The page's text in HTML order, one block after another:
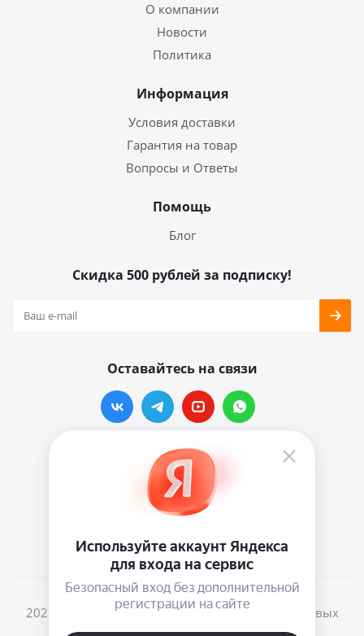
О компании
Новости
Политика
Информация
Условия доставки
Гарантия на товар
Вопросы и Ответы
Помощь
Блог
Скидка 500 рублей за подписку!
Оставайтесь на связи
Наши контакты
info@vinylmarkt.ru
2026 © Винилмаркт - интернет-магазин виниловых
пластинок